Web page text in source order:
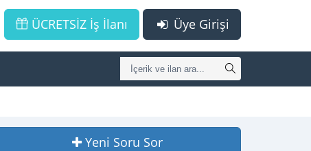
Üye Girişi
ÜCRETSİZ İş İlanı
Yeni Soru Sor